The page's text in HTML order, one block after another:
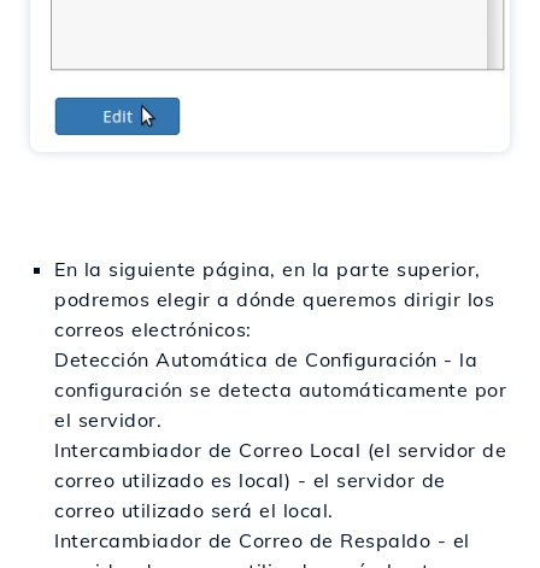
En la siguiente página, en la parte superior,
podremos elegir a dónde queremos dirigir los
correos electrónicos:
Detección Automática de Configuración - la
configuración se detecta automáticamente por
el servidor.
Intercambiador de Correo Local (el servidor de
correo utilizado es local) - el servidor de
correo utilizado será el local.
Intercambiador de Correo de Respaldo - el